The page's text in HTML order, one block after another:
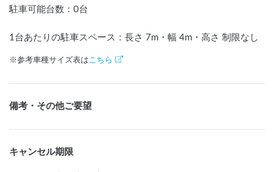
駐車可能台数 ： 0台
1台あたりの駐車スペース：長さ 7m ・幅 4m ・高さ 制限なし
※参考車種サイズ表は こちら
備考・その他ご要望
キャンセル期限